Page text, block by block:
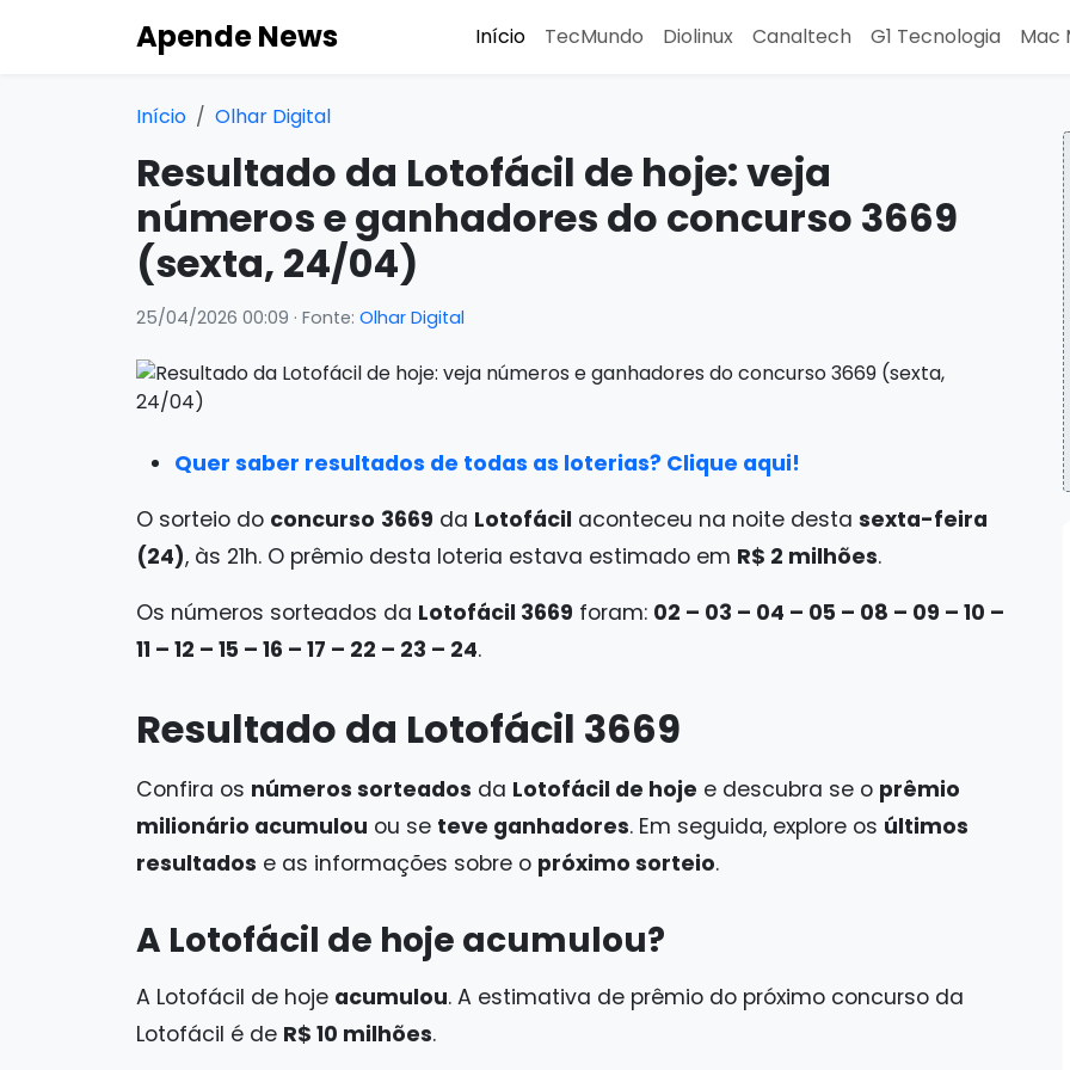
Apende News Início TecMundo Diolinux Canaltech G1 Tecnologia Mac
Início Olhar Digital
Resultado da Lotofácil de hoje: veja
números e ganhadores do concurso 3669
(sexta, 24/04)
25/04/2026 00:09 · Fonte: Olhar Digital
Quer saber resultados de todas as loterias? Clique aqui!
O sorteio do concurso 3669 da Lotofácil aconteceu na noite desta sexta-feira
(24), às 21h. O prêmio desta loteria estava estimado em R$ 2 milhões.
Os números sorteados da Lotofácil 3669 foram: 02 – 03 – 04 – 05 – 08 – 09 – 10 –
11 – 12 – 15 – 16 – 17 – 22 – 23 – 24.
Resultado da Lotofácil 3669
Confira os números sorteados da Lotofácil de hoje e descubra se o prêmio
milionário acumulou ou se teve ganhadores. Em seguida, explore os últimos
resultados e as informações sobre o próximo sorteio.
A Lotofácil de hoje acumulou?
A Lotofácil de hoje acumulou. A estimativa de prêmio do próximo concurso da
Lotofácil é de R$ 10 milhões.